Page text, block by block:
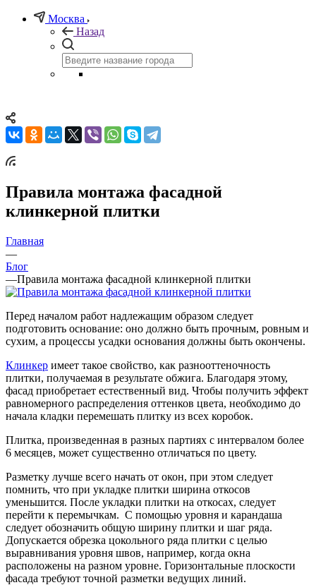
Москва
Назад
Правила монтажа фасадной
клинкерной плитки
Главная
—
Блог
—Правила монтажа фасадной клинкерной плитки
Перед началом работ надлежащим образом следует
подготовить основание: оно должно быть прочным, ровным и
сухим, а процессы усадки основания должны быть окончены.
Клинкер имеет такое свойство, как разнооттеночность
плитки, получаемая в результате обжига. Благодаря этому,
фасад приобретает естественный вид. Чтобы получить эффект
равномерного распределения оттенков цвета, необходимо до
начала кладки перемешать плитку из всех коробок.
Плитка, произведенная в разных партиях с интервалом более
6 месяцев, может существенно отличаться по цвету.
Разметку лучше всего начать от окон, при этом следует
помнить, что при укладке плитки ширина откосов
уменьшится. После укладки плитки на откосах, следует
перейти к перемычкам. С помощью уровня и карандаша
следует обозначить общую ширину плитки и шаг ряда.
Допускается обрезка цокольного ряда плитки с целью
выравнивания уровня швов, например, когда окна
расположены на разном уровне. Горизонтальные плоскости
фасада требуют точной разметки ведущих линий.